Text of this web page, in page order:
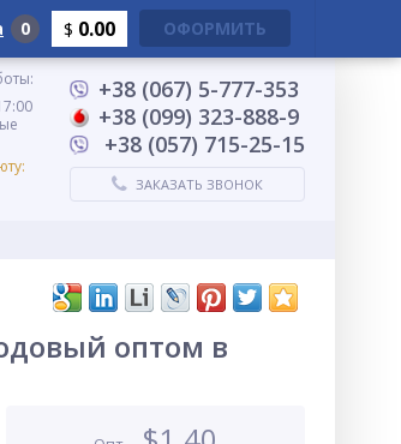
+38 (067) 5-777-353
+38 (099) 323-888-9
+38 (057) 715-25-15
ЗАКАЗАТЬ ЗВОНОК
оптом в
0 $ 0.00 ОФОРМИТЬ